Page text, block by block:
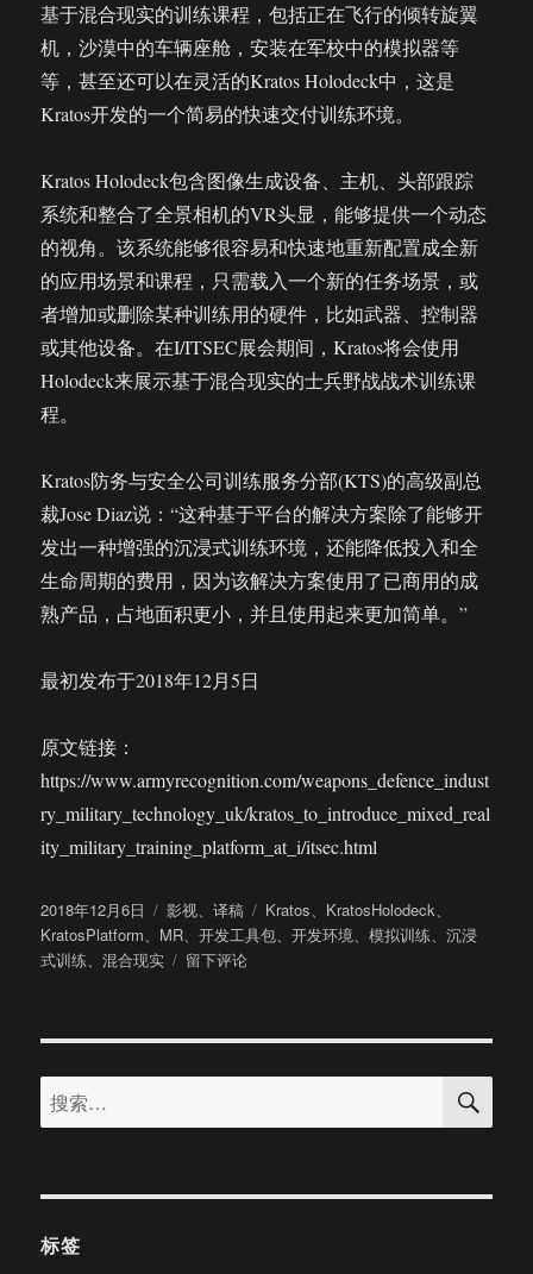
基于混合现实的训练课程，包括正在飞行的倾转旋翼
机，沙漠中的车辆座舱，安装在军校中的模拟器等
等，甚至还可以在灵活的Kratos Holodeck中，这是
Kratos开发的一个简易的快速交付训练环境。
Kratos Holodeck包含图像生成设备、主机、头部跟踪
系统和整合了全景相机的VR头显，能够提供一个动态
的视角。该系统能够很容易和快速地重新配置成全新
的应用场景和课程，只需载入一个新的任务场景，或
者增加或删除某种训练用的硬件，比如武器、控制器
或其他设备。在I/ITSEC展会期间，Kratos将会使用
Holodeck来展示基于混合现实的士兵野战战术训练课
程。
Kratos防务与安全公司训练服务分部(KTS)的高级副总
裁Jose Diaz说：“这种基于平台的解决方案除了能够开
发出一种增强的沉浸式训练环境，还能降低投入和全
生命周期的费用，因为该解决方案使用了已商用的成
熟产品，占地面积更小，并且使用起来更加简单。”
最初发布于2018年12月5日
原文链接：
https://www.armyrecognition.com/weapons_defence_indust
ry_military_technology_uk/kratos_to_introduce_mixed_real
ity_military_training_platform_at_i/itsec.html
发
布
于
2018年12月6日
分
类
影视、译稿
标
签
Kratos、 KratosHolodeck、
KratosPlatform、 MR、开发工具包、开发环境、模拟训练、沉浸
式训练、混合现实
于
官
合
度
留下评论
搜
索：
搜
标签